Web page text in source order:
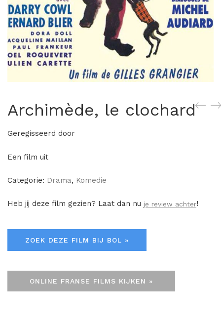
Archimède, le clochard
Geregisseerd door
Een film uit
Categorie: Drama, Komedie
Heb jij deze film gezien? Laat dan nu je review achter!
ZOEK DEZE FILM BIJ BOL »
ONLINE FRANSE FILMS KIJKEN »